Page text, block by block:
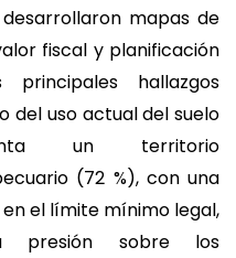
mapas de
fiscal y planificación
hallazgos
del uso actual del suelo
un territorio
(72 %), con una
el límite mínimo legal,
presión sobre los